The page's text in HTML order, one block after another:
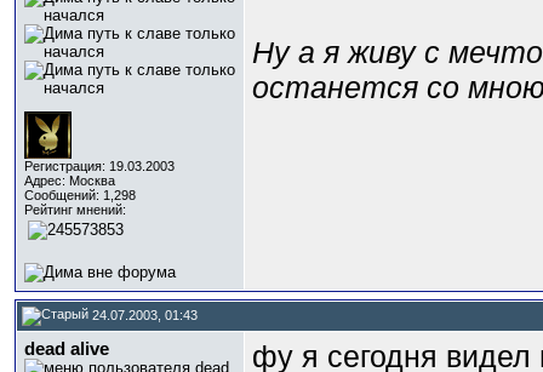
Регистрация: 19.03.2003
Адрес: Москва
Сообщений: 1,298
Рейтинг мнений:
Ну а я живу с
останется со
24.07.2003, 01:43
dead alive
фу я сегодня